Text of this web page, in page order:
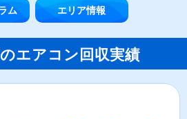
ム エリア情報
エアコン回収実績